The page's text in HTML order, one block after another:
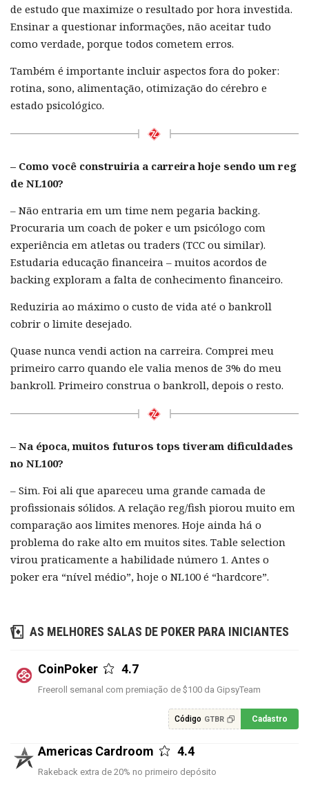
de estudo que maximize o resultado por hora investida.
Ensinar a questionar informações, não aceitar tudo
como verdade, porque todos cometem erros.
Também é importante incluir aspectos fora do poker:
rotina, sono, alimentação, otimização do cérebro e
estado psicológico.
– Como você construiria a carreira hoje sendo um reg
de NL100?
– Não entraria em um time nem pegaria backing.
Procuraria um coach de poker e um psicólogo com
experiência em atletas ou traders (TCC ou similar).
Estudaria educação financeira – muitos acordos de
backing exploram a falta de conhecimento financeiro.
Reduziria ao máximo o custo de vida até o bankroll
cobrir o limite desejado.
Quase nunca vendi action na carreira. Comprei meu
primeiro carro quando ele valia menos de 3% do meu
bankroll. Primeiro construa o bankroll, depois o resto.
– Na época, muitos futuros tops tiveram dificuldades
no NL100?
– Sim. Foi ali que apareceu uma grande camada de
profissionais sólidos. A relação reg/fish piorou muito em
comparação aos limites menores. Hoje ainda há o
problema do rake alto em muitos sites. Table selection
virou praticamente a habilidade número 1. Antes o
poker era “nível médio”, hoje o NL100 é “hardcore”.
AS MELHORES SALAS DE POKER PARA INICIANTES
CoinPoker 4.7
Freeroll semanal com premiação de $100 da GipsyTeam
Código GTBR Cadastro
Americas Cardroom 4.4
Rakeback extra de 20% no primeiro depósito